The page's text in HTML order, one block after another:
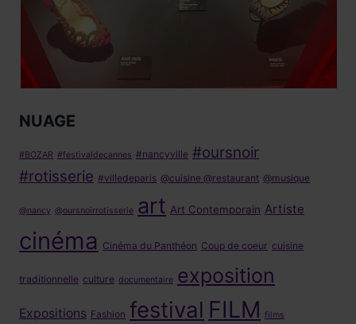
NUAGE
#BOZAR #festivaldecannes #nancyville #oursnoir
#rotisserie #villedeparis @cuisine @restaurant @musique
@nancy @oursnoirrotisserie art Art Contemporain Artiste
cinéma Cinéma du Panthéon Coup de coeur cuisine
traditionnelle culture documentaire exposition
Expositions Fashion festival FILM films